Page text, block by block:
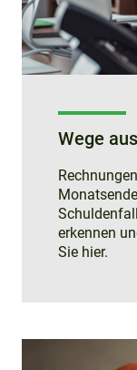
Wege
Monatsende
erkennen
Sie hier.